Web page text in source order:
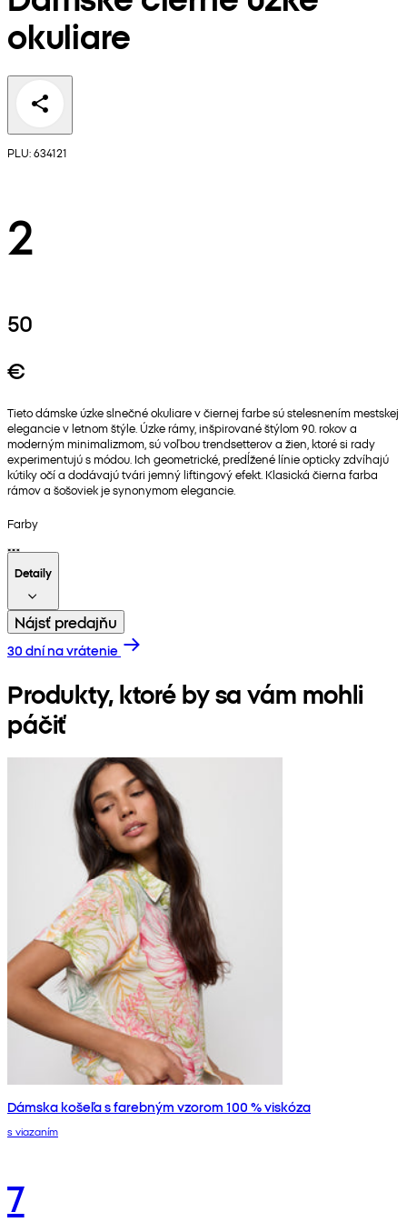
okuliare
PLU: 634121
2
50
€
Tieto dámske úzke slnečné okuliare v čiernej farbe sú stelesnením mestskej
elegancie v letnom štýle. Úzke rámy, inšpirované štýlom 90. rokov a
moderným minimalizmom, sú voľbou trendsetterov a žien, ktoré si rady
experimentujú s módou. Ich geometrické, predĺžené línie opticky zdvíhajú
kútiky očí a dodávajú tvári jemný liftingový efekt. Klasická čierna farba
rámov a šošoviek je synonymom elegancie.
Farby
Detaily
Nájsť predajňu
30 dní na vrátenie
Produkty, ktoré by sa vám mohli
páčiť
Dámska košeľa s farebným vzorom 100 % viskóza
s viazaním
7